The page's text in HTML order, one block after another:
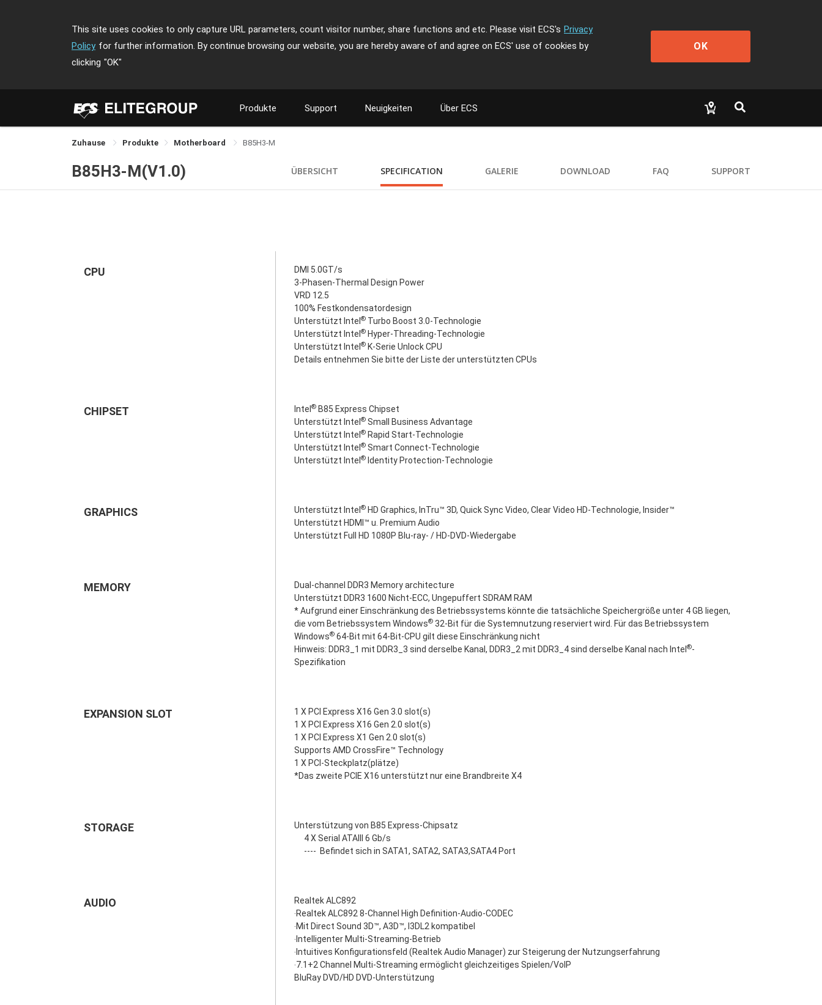
This site uses cookies to only capture URL parameters, count visitor number, share functions and etc. Please visit ECS's Privacy
Policy for further information. By continue browsing our website, you are hereby aware of and agree on ECS' use of cookies by
clicking "OK"
OK
Produkte Support Neuigkeiten Über ECS
Zuhause Produkte Motherboard B85H3-M
B85H3-M(V1.0) ÜBERSICHT SPECIFICATION GALERIE DOWNLOAD FAQ SUPPORT
CPU
DMI 5.0GT/s
3-Phasen-Thermal Design Power
VRD 12.5
100% Festkondensatordesign
Unterstützt Intel ® Turbo Boost 3.0-Technologie
Unterstützt Intel ® Hyper-Threading-Technologie
Unterstützt Intel ® K-Serie Unlock CPU
Details entnehmen Sie bitte der Liste der unterstützten CPUs
CHIPSET Intel ® B85 Express Chipset
Unterstützt Intel ® Small Business Advantage
Unterstützt Intel ® Rapid Start-Technologie
Unterstützt Intel ® Smart Connect-Technologie
Unterstützt Intel ® Identity Protection-Technologie
GRAPHICS Unterstützt Intel ® HD Graphics, InTru™ 3D, Quick Sync Video, Clear Video HD-Technologie, Insider™
Unterstützt HDMI™ u. Premium Audio
Unterstützt Full HD 1080P Blu-ray- / HD-DVD-Wiedergabe
MEMORY
Dual-channel DDR3 Memory architecture
Unterstützt DDR3 1600 Nicht-ECC, Ungepuffert SDRAM RAM
* Aufgrund einer Einschränkung des Betriebssystems könnte die tatsächliche Speichergröße unter 4 GB liegen,
die vom Betriebssystem Windows® 32-Bit für die Systemnutzung reserviert wird. Für das Betriebssystem
Windows® 64-Bit mit 64-Bit-CPU gilt diese Einschränkung nicht
Hinweis: DDR3_1 mit DDR3_3 sind derselbe Kanal, DDR3_2 mit DDR3_4 sind derselbe Kanal nach Intel ®-
Spezifikation
EXPANSION SLOT
1 X PCI Express X16 Gen 3.0 slot(s)
1 X PCI Express X16 Gen 2.0 slot(s)
1 X PCI Express X1 Gen 2.0 slot(s)
Supports AMD CrossFire™ Technology
1 X PCI-Steckplatz(plätze)
*Das zweite PCIE X16 unterstützt nur eine Brandbreite X4
STORAGE
Unterstützung von B85 Express-Chipsatz
4 X Serial ATAIII 6 Gb/s
---- Befindet sich in SATA1, SATA2, SATA3,SATA4 Port
AUDIO
Realtek ALC892
‧Realtek ALC892 8-Channel High Definition-Audio-CODEC
‧Mit Direct Sound 3D™, A3D™, I3DL2 kompatibel
‧Intelligenter Multi-Streaming-Betrieb
‧Intuitives Konfigurationsfeld (Realtek Audio Manager) zur Steigerung der Nutzungserfahrung
‧7.1+2 Channel Multi-Streaming ermöglicht gleichzeitiges Spielen/VoIP
BluRay DVD/HD DVD-Unterstützung